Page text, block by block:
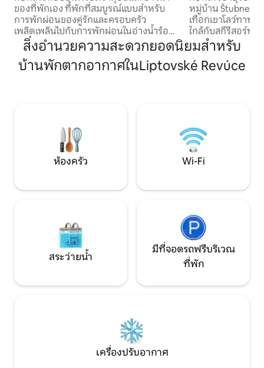
ของที่พักเอง ที่พักที่สมบูรณ์แบบสำหรับ
การพักผ่อนของคู่รักและครอบครัว
เพลิดเพลินไปกับการพักผ่อนในอ่างน้ำร้อน
และความเงียบสงบของภูเขา พักผ่อนใน
ทำเลที่เงียบสงบใน Komjatná ซึ่งเป็น
หมู่บ้านบนชายแดนระหว่าง Liptov และ
Orava ในคอทเทจสำหรับ 4 คน การตกแต่ง
หลังอยู่ที่ห้องใต้หลังคาและมีเตียงโซฟาอยู่
ที่ชั้นล่าง ยังมีทีวี เครื่องซักผ้า และมี
จักรยานให้ยืมฟรีด้วย สัมผัสประสบการณ์
Liptov ใน Komjatna
หมู่บ้าน Štubne ที่
เทือกเขาโลว์ทาท
ใกล้กับสกีรีสอร์ทดอนโวว
ซาวน่าสไตล์ฟินแล
ชาร์จรถยนต์ไฟฟ้า
ถึงเบเกอรี่และคา
สิ่งอำนวยความสะดวกยอดนิยมสำหรับ
บ้านพักตากอากาศในLiptovské Revúce
ห้องครัว Wi-Fi
สระว่ายน้ำ
มีที่จอดรถฟรีบริเวณ
ที่พัก
เครื่องปรับอากาศ